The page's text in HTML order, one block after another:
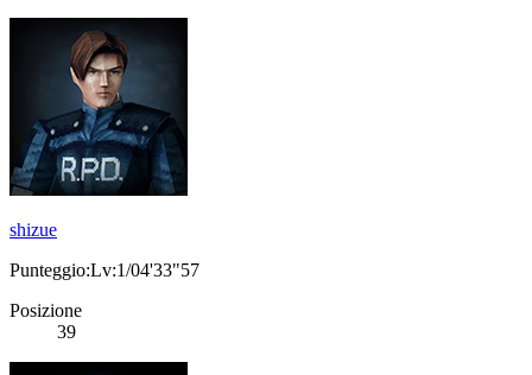
shizue
Punteggio:Lv:1/04'33"57
Posizione
39